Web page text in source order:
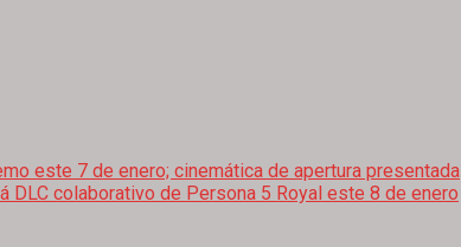
este 7 de enero; cinemática de apertura presentada
DLC colaborativo de Persona 5 Royal este 8 de enero